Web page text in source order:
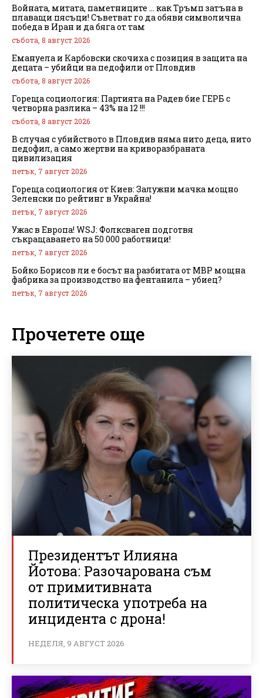
Войната, митата, паметниците … как Тръмп затъна в
плаващи пясъци! Съветват го да обяви символична
победа в Иран и да бяга от там
събота, 8 август 2026
Емануела и Карбовски скочиха с позиция в защита на
децата – убийци на педофили от Пловдив
събота, 8 август 2026
Гореща социология: Партията на Радев бие ГЕРБ с
четворна разлика – 43% на 12 !!!
събота, 8 август 2026
В случая с убийството в Пловдив няма нито деца, нито
педофил, а само жертви на криворазбраната
цивилизация
петък, 7 август 2026
Гореща социология от Киев: Залужни мачка мощно
Зеленски по рейтинг в Украйна!
петък, 7 август 2026
Ужас в Европа! WSJ: Фолксваген подготвя
съкращаването на 50 000 работници!
петък, 7 август 2026
Бойко Борисов ли е босът на разбитата от МВР мощна
фабрика за производство на фентанила – убиец?
петък, 7 август 2026
Прочетете още
Президентът Илияна
Йотова: Разочарована съм
от примитивната
политическа употреба на
инцидента с дрона!
НЕДЕЛЯ, 9 АВГУСТ 2026